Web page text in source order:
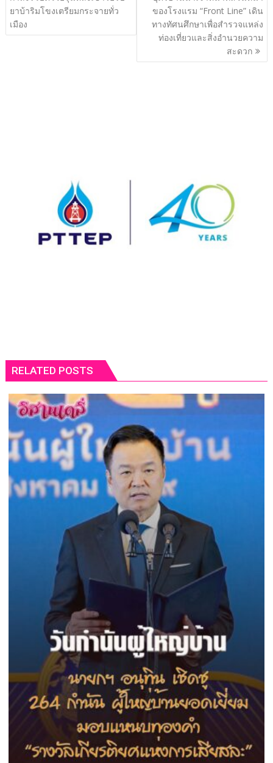
ยาบ้าริมโขงเตรียมกระจายทั่ว
เมือง
ของโรงแรม “Front Line” เดิน
ทางทัศนศึกษาเพื่อสำรวจแหล่ง
ท่องเที่ยวและสิ่งอำนวยความ
สะดวก
RELATED POSTS